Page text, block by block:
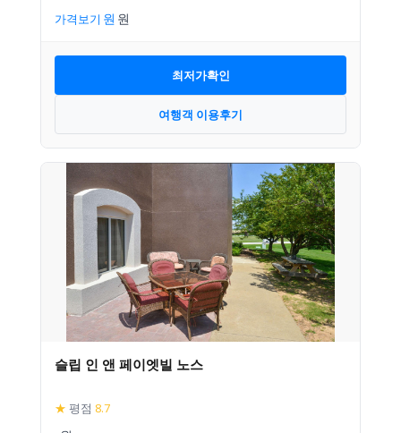
가격보기
최저가확인
여행객 이용후기
슬립 인 앤 페이엣빌 노스
★ 평점 8.7